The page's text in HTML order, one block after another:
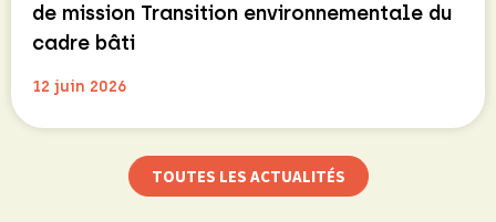
de mission Transition environnementale du
cadre bâti
12 juin 2026
TOUTES LES ACTUALITÉS